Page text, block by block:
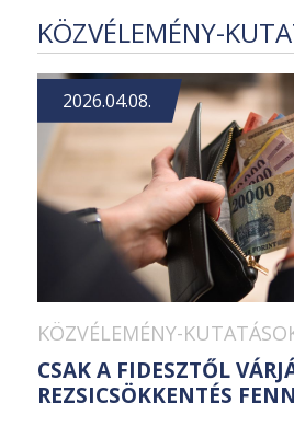
KÖZVÉLEMÉNY-
2026.04.08.
KÖZVÉLEMÉNY-
CSAK A FIDESZTŐL
REZSICSÖKKENTÉS